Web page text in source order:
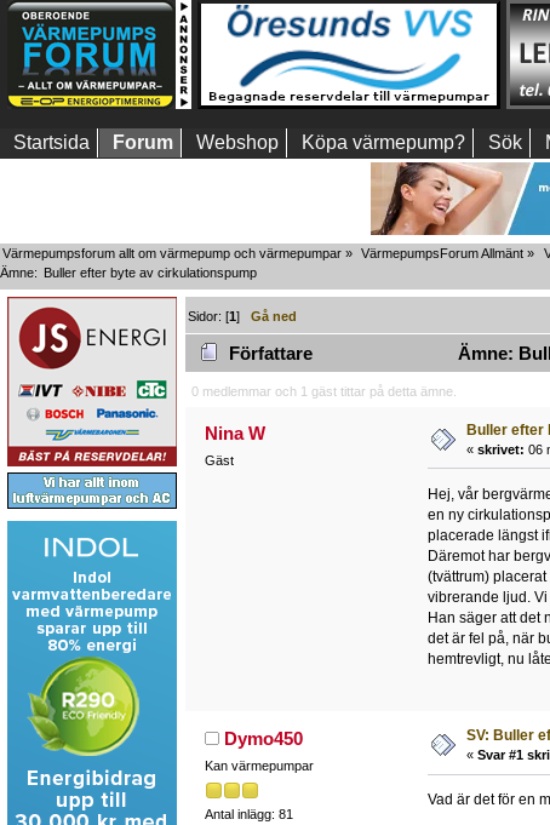
Startsida Forum Webshop Köpa värmepump? Sök
Värmepumpsforum allt om värmepump och värmepumpar » VärmepumpsForum Allmänt »
Ämne: Buller efter byte av cirkulationspump
Sidor: [1]Gå ned
Författare Ämne:
0 medlemmar och 1 gäst tittar på detta ämne.
Nina W
Gäst
Buller efter
« skrivet: 06
Hej, vår
en ny
placerade längst
Däremot har
(tvättrum)
vibrerande ljud.
Han säger att det
det är fel på, när
hemtrevligt, nu
Dymo450
Kan värmepumpar
Antal inlägg: 81
SV: Buller
« Svar #1
Vad är det för en